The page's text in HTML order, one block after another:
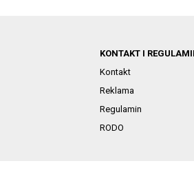
KONTAKT I
Kontakt
Reklama
Regulamin
RODO